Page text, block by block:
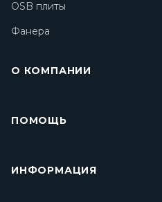
OSB плиты
Фанера
О КОМПАНИИ
ПОМОЩЬ
ИНФОРМАЦИЯ